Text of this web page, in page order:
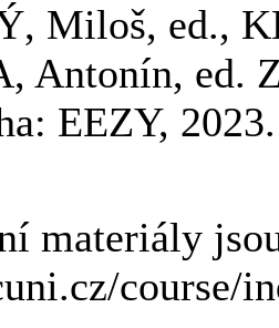
Miloš, ed.,
Antonín, ed.
EEZY,
materiály
course/